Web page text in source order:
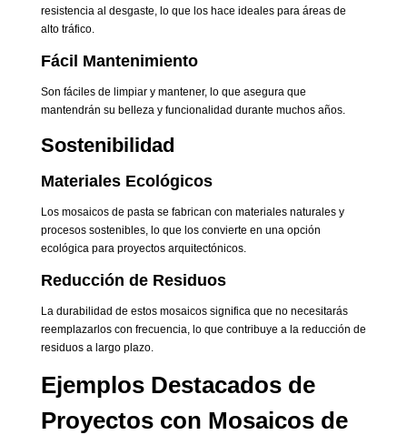
resistencia al desgaste, lo que los hace ideales para áreas de
alto tráfico.
Fácil Mantenimiento
Son fáciles de limpiar y mantener, lo que asegura que
mantendrán su belleza y funcionalidad durante muchos años.
Sostenibilidad
Materiales Ecológicos
Los mosaicos de pasta se fabrican con materiales naturales y
procesos sostenibles, lo que los convierte en una opción
ecológica para proyectos arquitectónicos.
Reducción de Residuos
La durabilidad de estos mosaicos significa que no necesitarás
reemplazarlos con frecuencia, lo que contribuye a la reducción de
residuos a largo plazo.
Ejemplos Destacados de
Proyectos con Mosaicos de